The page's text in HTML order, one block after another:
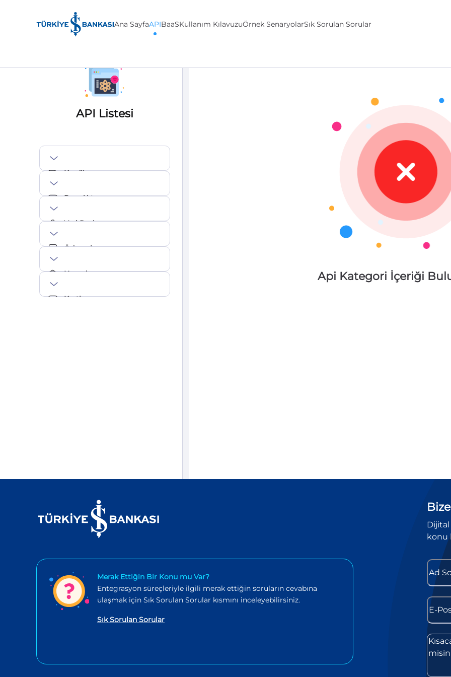
Ana SayfaAPIBaaSKullanım KılavuzuÖrnek SenaryolarSık Sorulan Sorular
API Listesi
Krediler
Para Aktarma
Veri Paylaşımı
Ödemeler
Hesaplar
Kartlar
Api Kategori İçeriği
Merak Ettiğin Bir Konu mu Var?
Entegrasyon süreçleriyle ilgili merak ettiğin soruların cevabına
ulaşmak için Sık Sorulan Sorular kısmını inceleyebilirsiniz.
Sık Sorulan Sorular
konu